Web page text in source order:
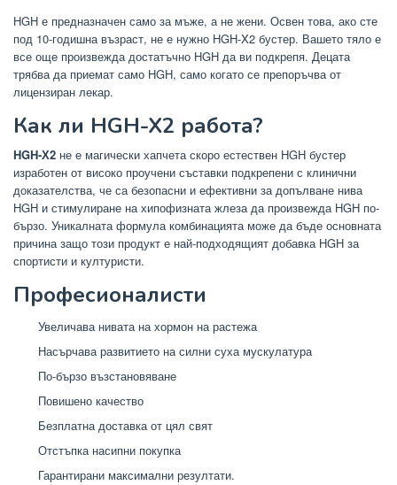
HGH е предназначен само за мъже, а не жени. Освен това, ако сте
под 10-годишна възраст, не е нужно HGH-X2 бустер. Вашето тяло е
все още произвежда достатъчно HGH да ви подкрепя. Децата
трябва да приемат само HGH, само когато се препоръчва от
лицензиран лекар.
Как ли HGH-X2 работа?
HGH-Х2 не е магически хапчета скоро естествен HGH бустер
изработен от високо проучени съставки подкрепени с клинични
доказателства, че са безопасни и ефективни за допълване нива
HGH и стимулиране на хипофизната жлеза да произвежда HGH по-
бързо. Уникалната формула комбинацията може да бъде основната
причина защо този продукт е най-подходящият добавка HGH за
спортисти и културисти.
Професионалисти
Увеличава нивата на хормон на растежа
Насърчава развитието на силни суха мускулатура
По-бързо възстановяване
Повишено качество
Безплатна доставка от цял ​​свят
Отстъпка насипни покупка
Гарантирани максимални резултати.